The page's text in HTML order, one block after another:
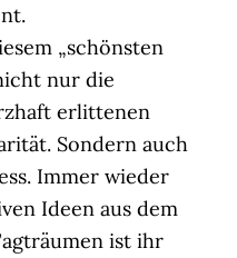
„schönsten
nur die
erlittenen
Sondern auch
Immer wieder
Ideen aus dem
ist ihr